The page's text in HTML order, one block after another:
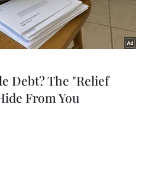
Debt? The "Relief
From You